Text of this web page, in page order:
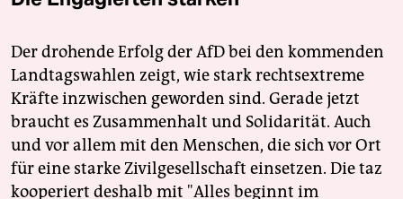
Der drohende Erfolg der AfD bei den kommenden
Landtagswahlen zeigt, wie stark rechtsextreme
Kräfte inzwischen geworden sind. Gerade jetzt
braucht es Zusammenhalt und Solidarität. Auch
und vor allem mit den Menschen, die sich vor Ort
für eine starke Zivilgesellschaft einsetzen. Die taz
kooperiert deshalb mit "Alles beginnt im